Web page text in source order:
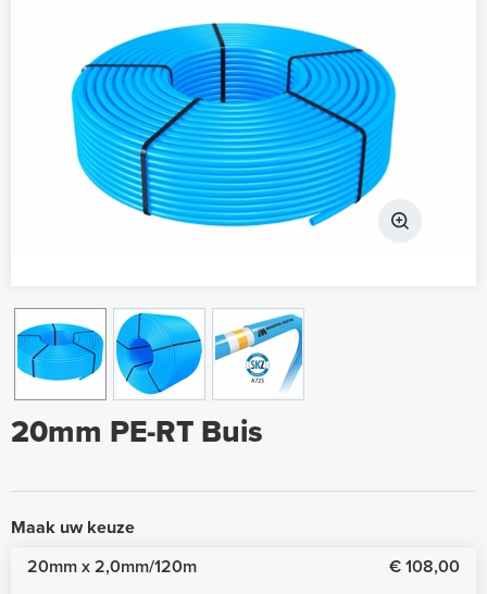
20mm PE-RT Buis
Maak uw keuze
20mm x 2,0mm/120m
€ 108,00